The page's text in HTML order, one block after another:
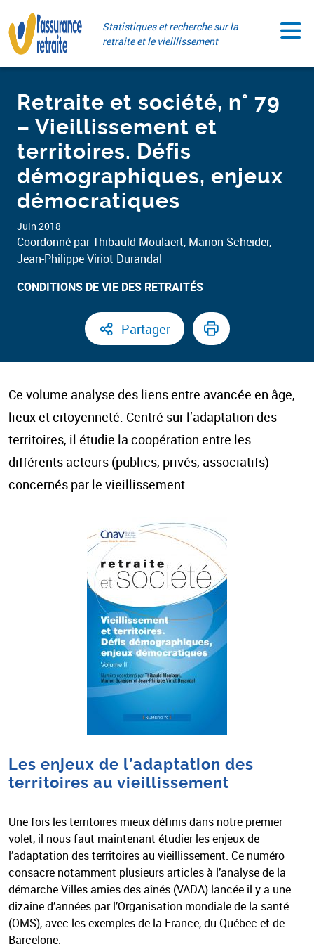
au
contenu
Statistiques et recherche sur la
retraite et le vieillissement
Juin 2018
Retraite et société, n° 79
– Vieillissement et
territoires. Défis
démographiques, enjeux
démocratiques
Coordonné par Thibauld Moulaert, Marion Scheider,
Jean-Philippe Viriot Durandal
CONDITIONS DE VIE DES RETRAITÉS
Partager
Ce volume analyse des liens entre avancée en âge,
lieux et citoyenneté. Centré sur l’adaptation des
territoires, il étudie la coopération entre les
différents acteurs (publics, privés, associatifs)
concernés par le vieillissement.
Les enjeux de l’adaptation des
territoires au vieillissement
Une fois les territoires mieux définis dans notre premier
volet, il nous faut maintenant étudier les enjeux de
l’adaptation des territoires au vieillissement. Ce numéro
consacre notamment plusieurs articles à l’analyse de la
démarche Villes amies des aînés (VADA) lancée il y a une
dizaine d’années par l’Organisation mondiale de la santé
(OMS), avec les exemples de la France, du Québec et de
Barcelone.